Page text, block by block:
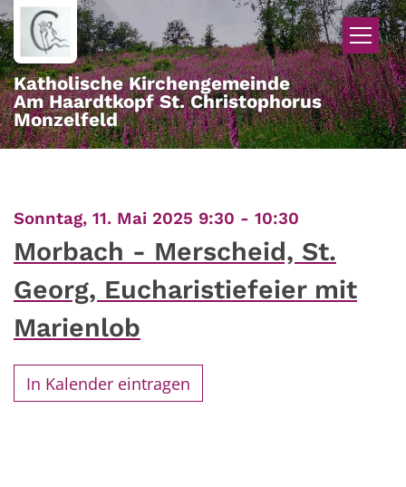
Zum Inhalt springen
Katholische Kirchengemeinde
Am Haardtkopf St. Christophorus
Monzelfeld
Sonntag, 11. Mai 2025 9:30 - 10:30
Morbach - Merscheid, St.
Georg, Eucharistiefeier mit
Marienlob
In Kalender eintragen